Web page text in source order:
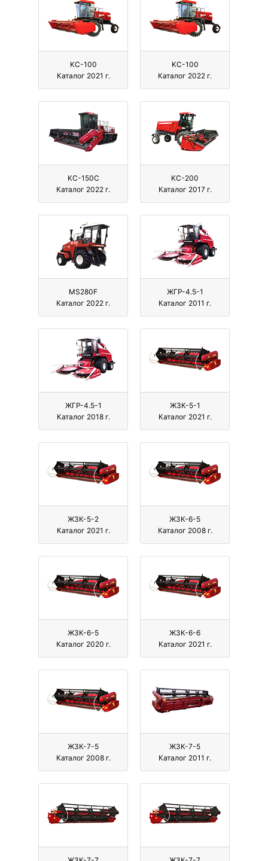
KС-100
Каталог 2021 г.
KС-100
Каталог 2022 г.
KС-150С
Каталог 2022 г.
KС-200
Каталог 2017 г.
MS280F
Каталог 2022 г.
ЖГР-4.5-1
Каталог 2011 г.
ЖГР-4.5-1
Каталог 2018 г.
ЖЗК-5-1
Каталог 2021 г.
ЖЗК-5-2
Каталог 2021 г.
ЖЗК-6-5
Каталог 2008 г.
ЖЗК-6-5
Каталог 2020 г.
ЖЗК-6-6
Каталог 2021 г.
ЖЗК-7-5
Каталог 2008 г.
ЖЗК-7-5
Каталог 2011 г.